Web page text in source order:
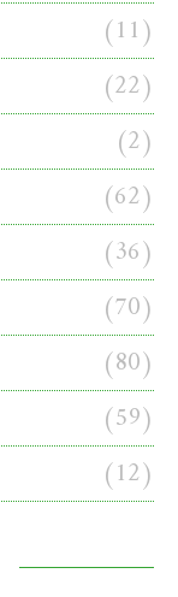
(11)
(22)
(2)
(62)
(36)
(70)
(80)
(59)
(12)